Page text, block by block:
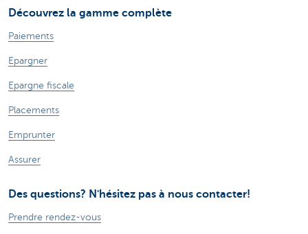
Découvrez la gamme complète
Paiements
Epargner
Epargne fiscale
Placements
Emprunter
Assurer
Des questions? N'hésitez pas à nous contacter!
Prendre rendez-vous